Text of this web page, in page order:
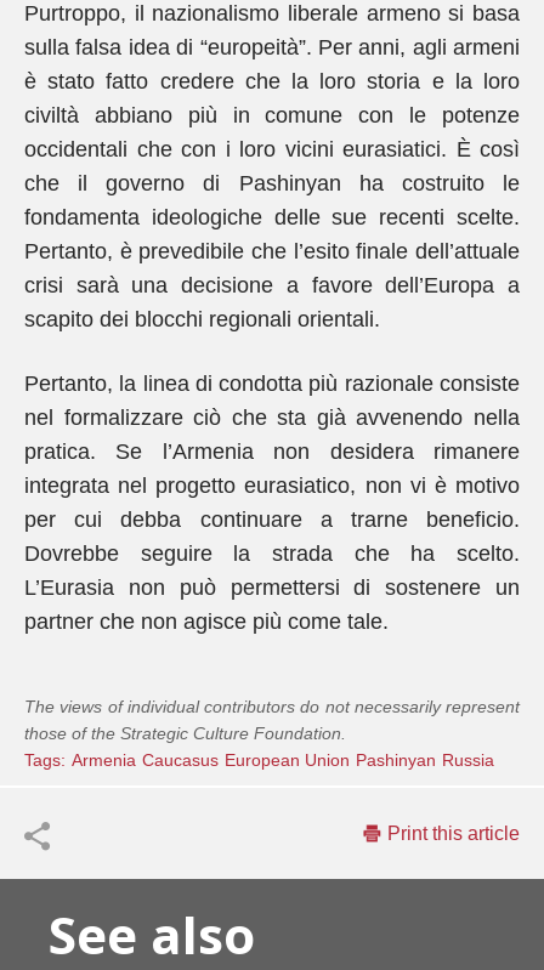
Purtroppo, il nazionalismo liberale armeno si basa
sulla falsa idea di “europeità”. Per anni, agli armeni
è stato fatto credere che la loro storia e la loro
civiltà abbiano più in comune con le potenze
occidentali che con i loro vicini eurasiatici. È così
che il governo di Pashinyan ha costruito le
fondamenta ideologiche delle sue recenti scelte.
Pertanto, è prevedibile che l’esito finale dell’attuale
crisi sarà una decisione a favore dell’Europa a
scapito dei blocchi regionali orientali.
Pertanto, la linea di condotta più razionale consiste
nel formalizzare ciò che sta già avvenendo nella
pratica. Se l’Armenia non desidera rimanere
integrata nel progetto eurasiatico, non vi è motivo
per cui debba continuare a trarne beneficio.
Dovrebbe seguire la strada che ha scelto.
L’Eurasia non può permettersi di sostenere un
partner che non agisce più come tale.
The views of individual contributors do not necessarily represent
those of the Strategic Culture Foundation.
Tags: Armenia Caucasus European Union Pashinyan Russia
Print this article
See also